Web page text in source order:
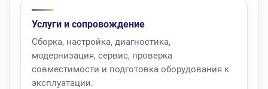
Услуги и сопровождение
Сборка, настройка, диагностика,
модернизация, сервис, проверка
совместимости и подготовка оборудования к
эксплуатации.